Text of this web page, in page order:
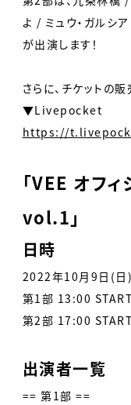
よ / ミュウ・ガルシ
が出演します！
さらに、チケットの
▼Livepocket
https://
「VEE オフ
vol.1」
日時
2022年10月9日(日)
第1部 13:00 START
第2部 17:00 START
出演者一覧
== 第1部 ==